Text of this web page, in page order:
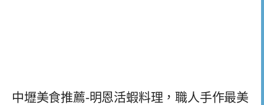
中壢美食推薦-明恩活蝦料理，職人手作最美